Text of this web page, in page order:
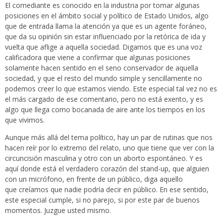
El comediante es conocido en la industria por tomar algunas
posiciones en el ámbito social y político de Estado Unidos, algo
que de entrada llama la atención ya que es un agente foráneo,
que da su opinión sin estar influenciado por la retórica de ida y
vuelta que aflige a aquella sociedad. Digamos que es una voz
calificadora que viene a confirmar que algunas posiciones
solamente hacen sentido en el seno conservador de aquella
sociedad, y que el resto del mundo simple y sencillamente no
podemos creer lo que estamos viendo. Este especial tal vez no es
el más cargado de ese comentario, pero no está exento, y es
algo que llega como bocanada de aire ante los tiempos en los
que vivimos.
Aunque más allá del tema político, hay un par de rutinas que nos
hacen reír por lo extremo del relato, uno que tiene que ver con la
circuncisión masculina y otro con un aborto espontáneo. Y es
aquí donde está el verdadero corazón del stand-up, que alguien
con un micrófono, en frente de un público, diga aquello
que creíamos que nadie podría decir en público. En ese sentido,
este especial cumple, si no parejo, si por este par de buenos
momentos. Juzgue usted mismo.